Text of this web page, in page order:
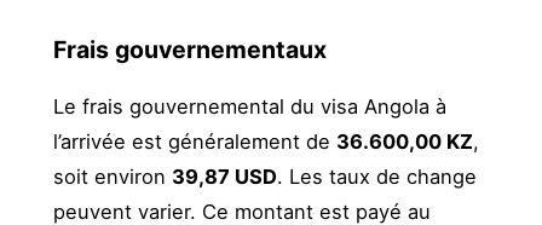
Frais gouvernementaux
Le frais gouvernemental du visa Angola à
l’arrivée est généralement de 36.600,00 KZ,
soit environ 39,87 USD. Les taux de change
peuvent varier. Ce montant est payé au